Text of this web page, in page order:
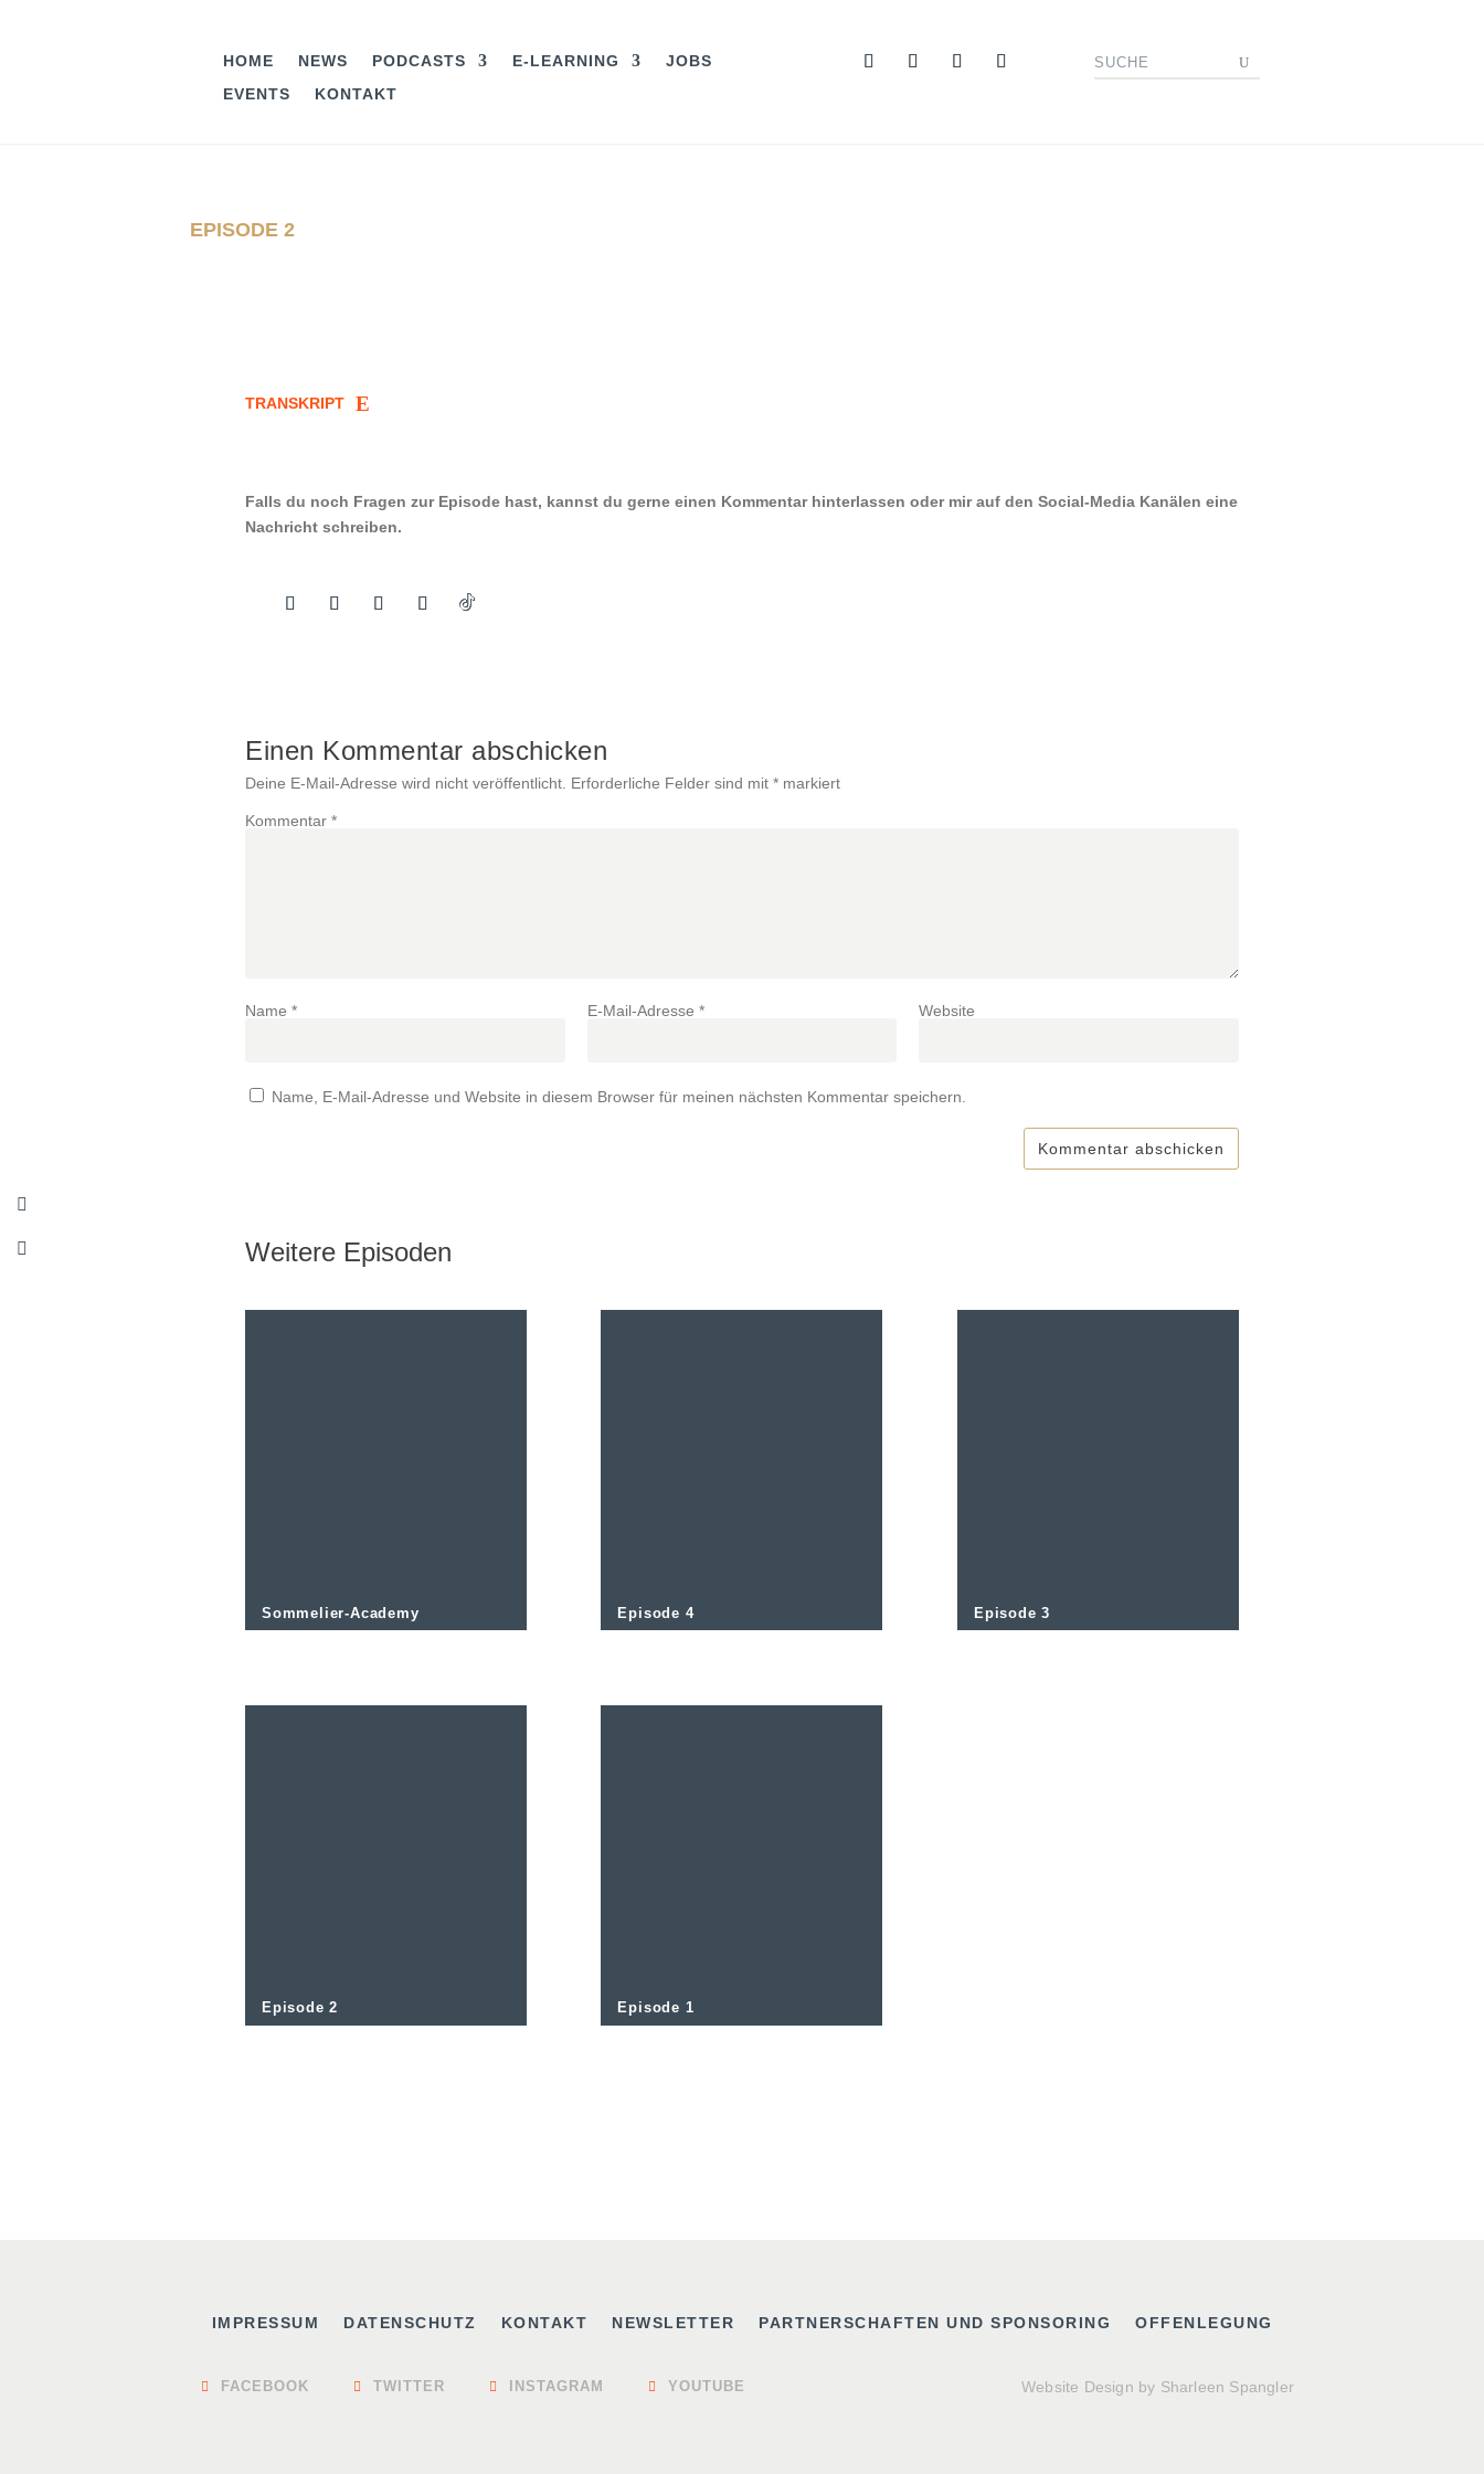
HOME NEWS PODCASTS E-LEARNING
JOBS
EVENTS
KONTAKT
EPISODE 2
TRANSKRIPT
Falls du noch Fragen zur Episode hast, kannst du gerne einen Kommentar hinterlassen oder mir auf den Social-Media Kanälen eine
Nachricht schreiben.
Einen Kommentar abschicken
Deine E-Mail-Adresse wird nicht veröffentlicht. Erforderliche Felder sind mit * markiert
Kommentar *
Name * E-Mail-Adresse * Website
Name, E-Mail-Adresse und Website in diesem Browser für meinen nächsten Kommentar speichern.
Kommentar abschicken
Weitere Episoden
Sommelier-Academy Episode 4 Episode 3
Episode 2 Episode 1
IMPRESSUM DATENSCHUTZ KONTAKT NEWSLETTER PARTNERSCHAFTEN UND SPONSORING OFFENLEGUNG
 FACEBOOK  TWITTER  INSTAGRAM  YOUTUBE Website Design by Sharleen Spangler